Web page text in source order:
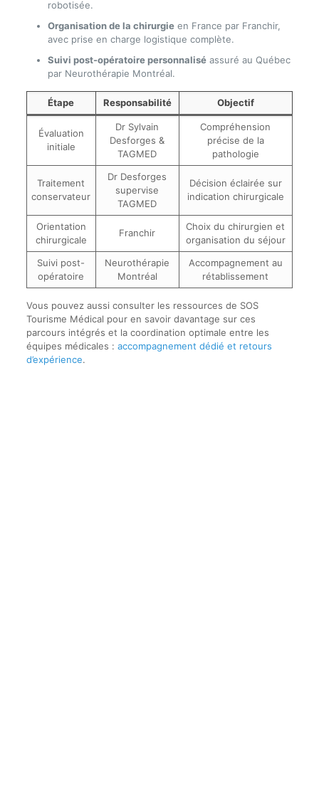
robotisée.
Organisation de la chirurgieen France par Franchir,
avec prise en charge logistique complète.
Suivi post-opératoire personnaliséassuré au Québec
par Neurothérapie Montréal.
Étape Responsabilité Objectif
Évaluation
initiale
Dr Sylvain
Desforges &
TAGMED
Compréhension
précise de la
pathologie
Traitement
conservateur
Dr Desforges
supervise
TAGMED
Décision éclairée sur
indication chirurgicale
Orientation
chirurgicale
Franchir
Choix du chirurgien et
organisation du séjour
Suivi post-
opératoire
Neurothérapie
Montréal
Accompagnement au
rétablissement
Vous pouvez aussi consulter les ressources de SOS
Tourisme Médical pour en savoir davantage sur ces
parcours intégrés et la coordination optimale entre les
équipes médicales : accompagnement dédié et retours
d’expérience.